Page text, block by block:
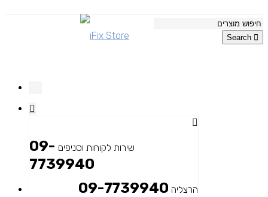
Search
שירות לקוחות וסניפים 09-
7739940
הרצליה 09-7739940